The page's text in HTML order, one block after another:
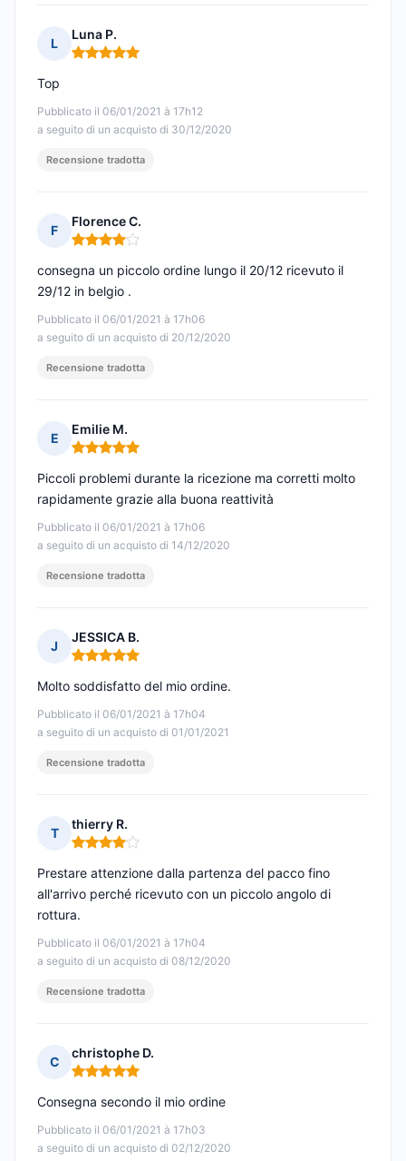
L
Luna P.
Nota: 5 su 5
Pubblicato il 06/01/2021 à 17h12
a seguito di un acquisto di 30/12/2020
Top
Recensione tradotta
F
Florence C.
Nota: 4 su 5
Pubblicato il 06/01/2021 à 17h06
a seguito di un acquisto di 20/12/2020
consegna un piccolo ordine lungo il 20/12 ricevuto il
29/12 in belgio .
Recensione tradotta
E
Emilie M.
Nota: 5 su 5
Pubblicato il 06/01/2021 à 17h06
a seguito di un acquisto di 14/12/2020
Piccoli problemi durante la ricezione ma corretti molto
rapidamente grazie alla buona reattività
Recensione tradotta
J
JESSICA B.
Nota: 5 su 5
Pubblicato il 06/01/2021 à 17h04
a seguito di un acquisto di 01/01/2021
Molto soddisfatto del mio ordine.
Recensione tradotta
T
thierry R.
Nota: 4 su 5
Pubblicato il 06/01/2021 à 17h04
a seguito di un acquisto di 08/12/2020
Prestare attenzione dalla partenza del pacco fino
all'arrivo perché ricevuto con un piccolo angolo di
rottura.
Recensione tradotta
C
christophe D.
Nota: 5 su 5
Pubblicato il 06/01/2021 à 17h03
a seguito di un acquisto di 02/12/2020
Consegna secondo il mio ordine